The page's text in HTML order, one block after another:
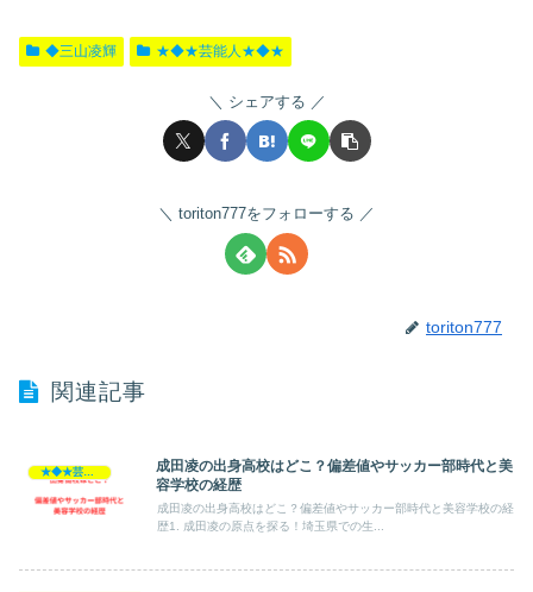
◆三山凌輝 ★◆★芸能人★◆★
シェアする
toriton777をフォローする
toriton777
関連記事
成田凌の出身高校はどこ？偏差値やサッカー部時代と美
容学校の経歴
成田凌の出身高校はどこ？偏差値やサッカー部時代と美容学校の経
歴1. 成田凌の原点を探る！埼玉県での生...